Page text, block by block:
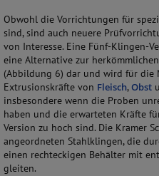
Obwohl die Vorrichtungen für
sind, sind auch neuere
von Interesse. Eine Fünf-Klingen-
eine Alternative zur
(Abbildung 6) dar und wird für die
Extrusionskräfte von Fleisch,Obst
insbesondere wenn die Proben
haben und die erwarteten Kräfte
Version zu hoch sind. Die Kramer
angeordneten Stahlklingen, die
einen rechteckigen Behälter mit
gleiten.